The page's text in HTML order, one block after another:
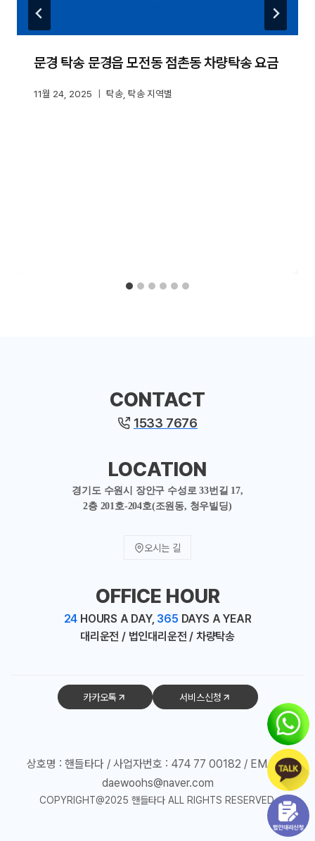
문경 탁송 문경읍 모전동 점촌동 차량탁송 요금
11월 24, 2025 탁송 탁송 지역별
CONTACT
1533 7676
LOCATION
경기도 수원시 장안구 수성로 33번길 17,
2층 201호-204호(조원동, 청우빌딩)
오시는 길
OFFICE HOUR
24 HOURS A DAY, 365 DAYS A YEAR
대리운전 / 법인대리운전 / 차량탁송
카카오톡 서비스신청
상호명 : 핸들타다 / 사업자번호 : 474 77 00182 / EMAIL :
daewoohs@naver.com
COPYRIGHT@2025 핸들타다 ALL RIGHTS RESERVED.